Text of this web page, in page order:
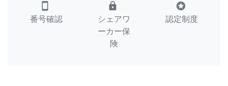
smartphone
番号確認
lock
シェアワ
ーカー保
険
stars
認定制度